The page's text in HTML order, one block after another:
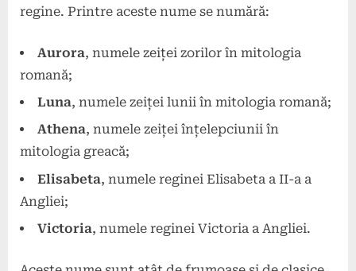
regine. Printre aceste nume se numără:
Aurora, numele zeiței zorilor în mitologia
romană;
Luna, numele zeiței lunii în mitologia romană;
Athena, numele zeiței înțelepciunii în
mitologia greacă;
Elisabeta, numele reginei Elisabeta a II-a a
Angliei;
Victoria, numele reginei Victoria a Angliei.